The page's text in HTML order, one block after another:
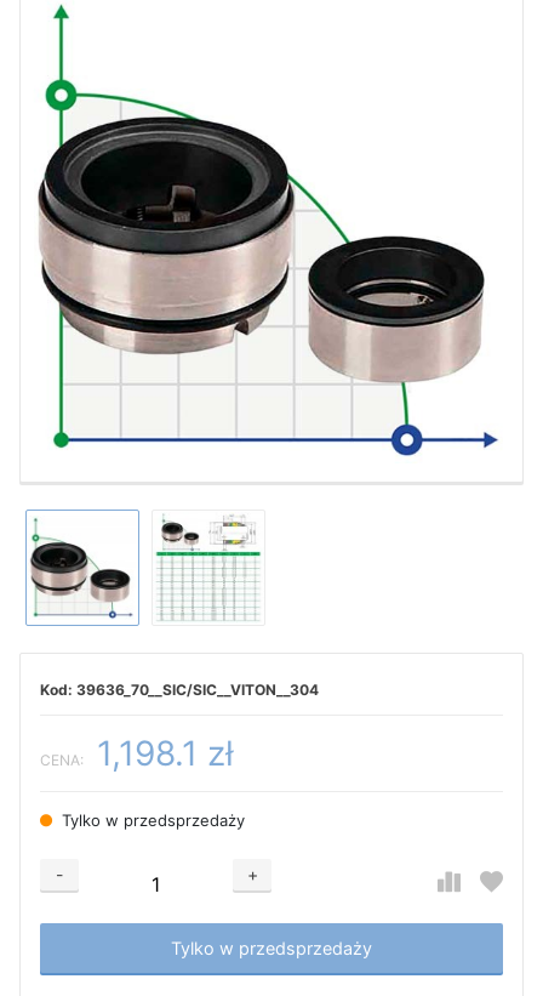
39636_70__SIC/SIC__VITON__304
CENA: 1,198.1 zł
Tylko w przedsprzedaży
-
+
Добавляется...
Tylko w przedsprzedaży
Добавлен